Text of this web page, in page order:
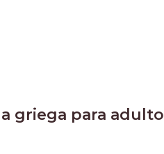
griega para adulto